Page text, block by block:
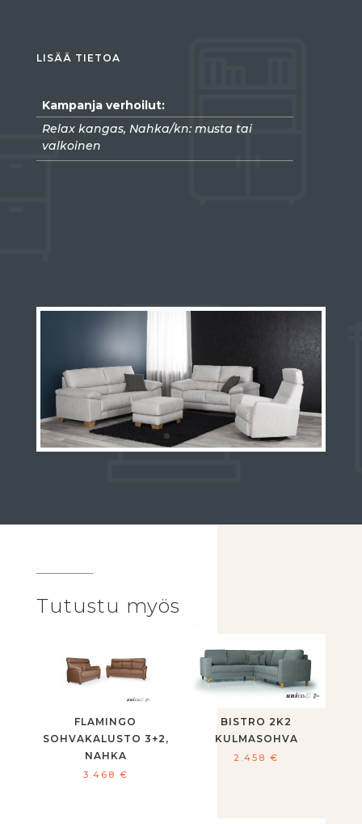
LISÄÄ TIETOA
Kampanja verhoilut:
Relax kangas, Nahka/kn: musta tai
valkoinen
Tutustu myös
FLAMINGO
SOHVAKALUSTO 3+2,
NAHKA
3.468 €
BISTRO 2K2
KULMASOHVA
2.458€